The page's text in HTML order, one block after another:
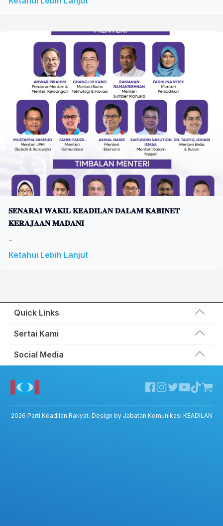
𝐒𝐄𝐍𝐀𝐑𝐀𝐈 𝐖𝐀𝐊𝐈𝐋 𝐊𝐄𝐀𝐃𝐈𝐋𝐀𝐍 𝐃𝐀𝐋𝐀𝐌 𝐊𝐀𝐁𝐈𝐍𝐄𝐓
𝐊𝐄𝐑𝐀𝐉𝐀𝐀𝐍 𝐌𝐀𝐃𝐀𝐍𝐈
...
Ketahui Lebih Lanjut
Quick Links
Wakil Rakyat
Hubungi Kami
Sumbangan
Sertai Kami
Portal Anggota KEADILAN
Social Media
Twitter KEADILAN
Channel Telegram KEADILAN
Kedai KEADILAN
ADIL – Privacy Policy
2026 Parti Keadilan Rakyat. Design by Jabatan Komunikasi KEADILAN